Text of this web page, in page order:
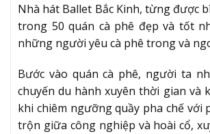
Nhà hát Ballet Bắc Kinh, từng được
trong 50 quán cà phê đẹp và tốt
những người yêu cà phê trong và
Bước vào quán cà phê, người ta
chuyến du hành xuyên thời gian và
khi chiêm ngưỡng quầy pha chế với
trộn giữa công nghiệp và hoài cổ,